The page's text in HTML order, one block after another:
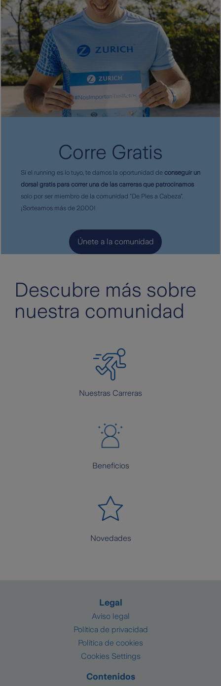
Corre Gratis
Si el running es lo tuyo, te damos la oportunidad de conseguir un
dorsal gratis para correr una de las carreras que patrocinamos
solo por ser miembro de la comunidad "De Pies a Cabeza".
¡Sorteamos más de 2.000!
Únete a la comunidad
Descubre más sobre
nuestra comunidad
Nuestras Carreras
Beneficios
Novedades
Legal
Aviso legal
Política de privacidad
Política de cookies
Cookies Settings
Contenidos